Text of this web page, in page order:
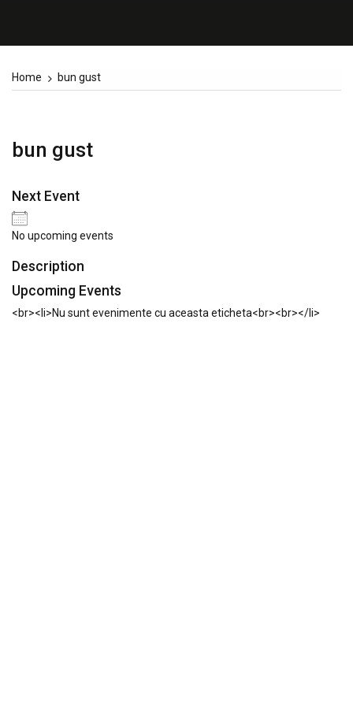
Home bun gust
bun gust
Next Event
No upcoming events
Description
Upcoming Events
<br><li>Nu sunt evenimente cu aceasta eticheta<br><br></li>